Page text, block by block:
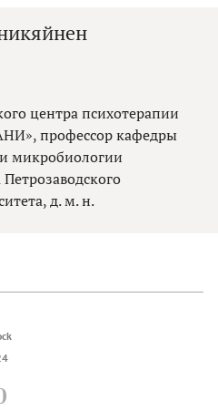
центра психотерапии
профессор кафедры
микробиологии
д. м. н.